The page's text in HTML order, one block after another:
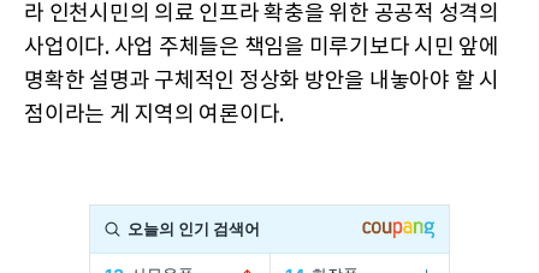
라 인천시민의 의료 인프라 확충을 위한 공공적 성격의
사업이다. 사업 주체들은 책임을 미루기보다 시민 앞에
명확한 설명과 구체적인 정상화 방안을 내놓아야 할 시
점이라는 게 지역의 여론이다.